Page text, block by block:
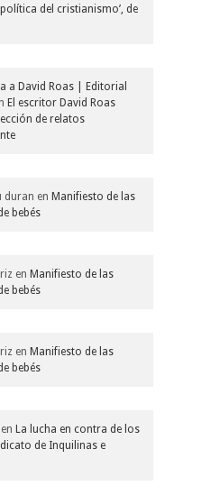
del cristianismo’, de
a David Roas | Editorial
El escritor David Roas
de relatos
duran en Manifiesto de las
bebés
en Manifiesto de las
bebés
en Manifiesto de las
bebés
en La lucha en contra de los
de Inquilinas e